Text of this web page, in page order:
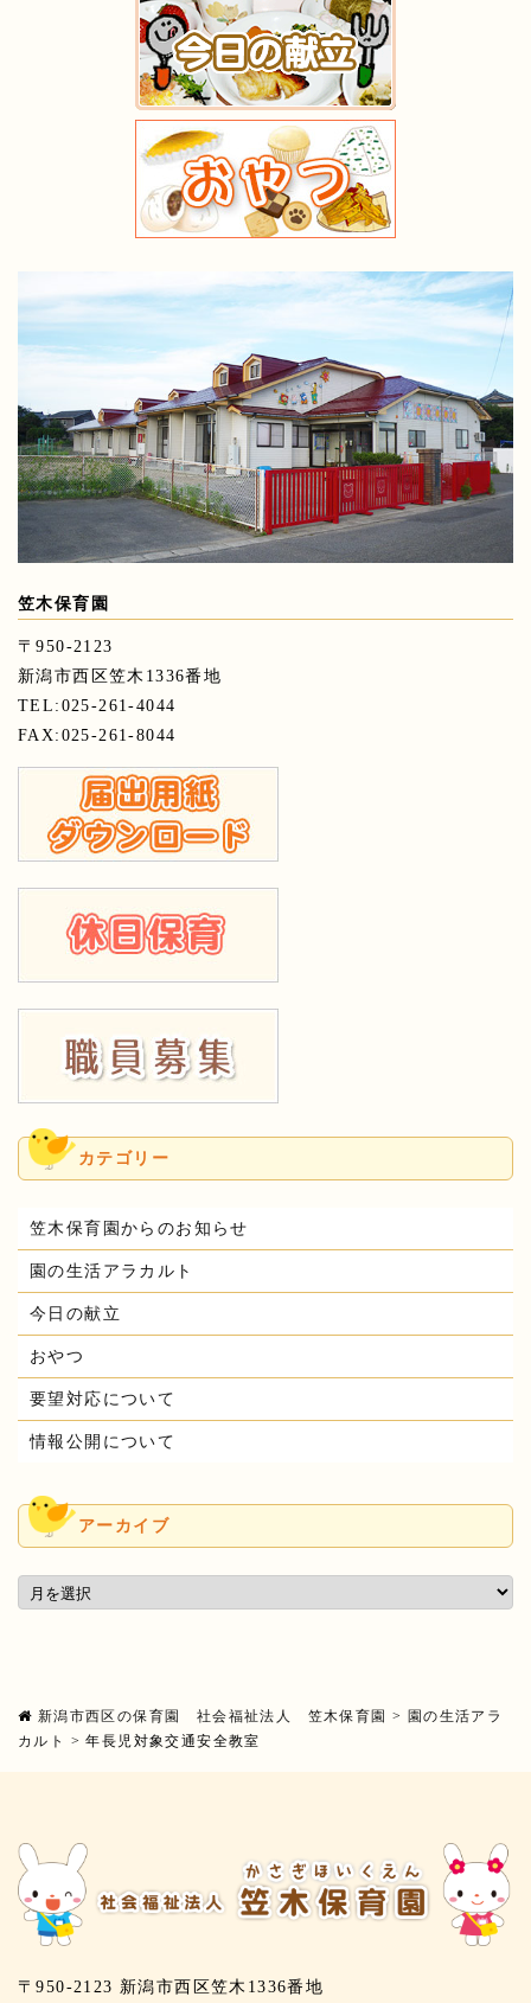
笠木保育園
〒950-2123
新潟市西区笠木1336番地
TEL:025-261-4044
FAX:025-261-8044
カテゴリー
笠木保育園からのお知らせ
園の生活アラカルト
今日の献立
おやつ
要望対応について
情報公開について
アーカイブ
新潟市西区の保育園 社会福祉法人 笠木保育園 >
園の生活アラ
カルト
>年長児対象交通安全教室
〒950-2123 新潟市西区笠木1336番地